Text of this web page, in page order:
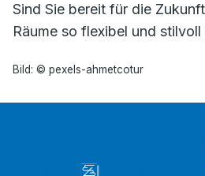
Sind Sie bereit für die
Räume so flexibel und
Bild: © pexels-ahmetcotur